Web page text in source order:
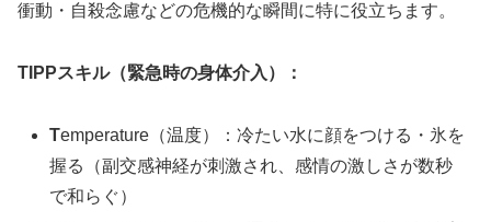
衝動・自殺念慮などの危機的な瞬間に特に役立ちます。
TIPPスキル（緊急時の身体介入）：
Temperature（温度）：冷たい水に顔をつける・氷を
握る（副交感神経が刺激され、感情の激しさが数秒
で和らぐ）